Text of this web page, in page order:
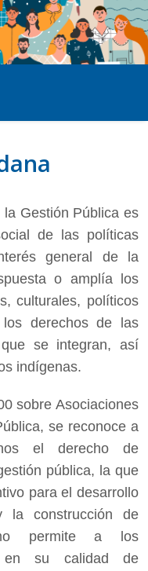
Gestión Pública es
de las políticas
general de la
o amplía los
culturales, políticos
derechos de las
se integran, así
indígenas.
sobre Asociaciones
se reconoce a
el derecho de
pública, la que
para el desarrollo
la construcción de
permite a los
en su calidad de